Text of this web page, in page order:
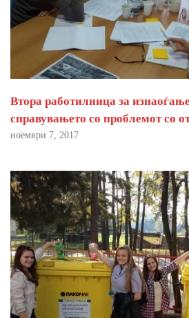
Втора работилница за
справувањето со проблемот со
ноември 7, 2017